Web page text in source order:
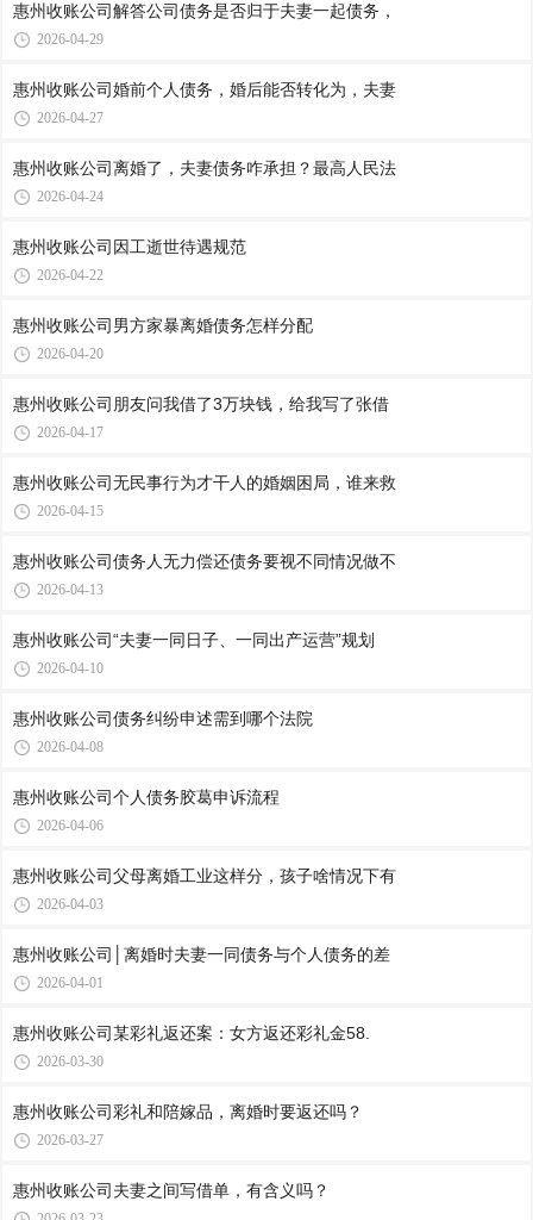
惠州收账公司​解答公司债务是否归于夫妻一起债务，
2026-04-29
惠州收账公司​婚前个人债务，婚后能否转化为，夫妻
2026-04-27
惠州收账公司​离婚了，夫妻债务咋承担？最高人民法
2026-04-24
惠州收账公司​因工逝世待遇规范
2026-04-22
惠州收账公司​男方家暴离婚债务怎样分配
2026-04-20
惠州收账公司​朋友问我借了3万块钱，给我写了张借
2026-04-17
惠州收账公司​无民事行为才干人的婚姻困局，谁来救
2026-04-15
惠州收账公司​债务人无力偿还债务要视不同情况做不
2026-04-13
惠州收账公司​“夫妻一同日子、一同出产运营”规划
2026-04-10
惠州收账公司​债务纠纷申述需到哪个法院
2026-04-08
惠州收账公司​个人债务胶葛申诉流程
2026-04-06
惠州收账公司​父母离婚工业这样分，孩子啥情况下有
2026-04-03
惠州收账公司​│离婚时夫妻一同债务与个人债务的差
2026-04-01
惠州收账公司​某彩礼返还案：女方返还彩礼金58.
2026-03-30
惠州收账公司​彩礼和陪嫁品，离婚时要返还吗？
2026-03-27
惠州收账公司​夫妻之间写借单，有含义吗？